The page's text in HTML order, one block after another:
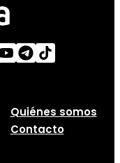
Quiénes somos
Contacto